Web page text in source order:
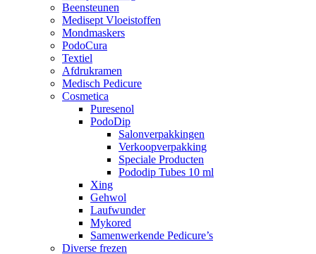
Beensteunen
Medisept Vloeistoffen
Mondmaskers
PodoCura
Textiel
Afdrukramen
Medisch Pedicure
Cosmetica
Puresenol
PodoDip
Salonverpakkingen
Verkoopverpakking
Speciale Producten
Pododip Tubes 10 ml
Xing
Gehwol
Laufwunder
Mykored
Samenwerkende Pedicure’s
Diverse frezen